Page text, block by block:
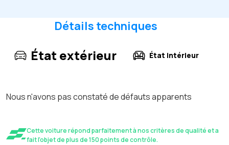
Détails techniques
État extérieur État intérieur
Nous n'avons pas constaté de défauts apparents
Cette voiture répond parfaitement à nos critères de qualité et a
fait l'objet de plus de 150 points de contrôle.